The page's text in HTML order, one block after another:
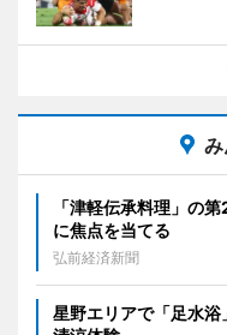
「津軽伝承料理」の
に焦点を当てる
弘前経済新聞
星野エリアで「足水